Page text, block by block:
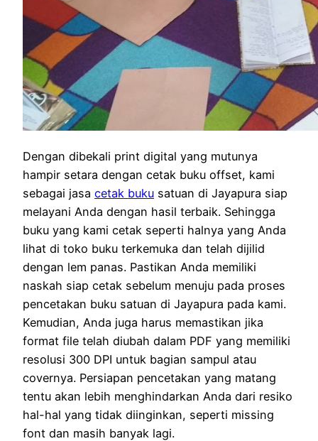
Dengan dibekali print digital yang mutunya
hampir setara dengan cetak buku offset, kami
sebagai jasa cetak buku satuan di Jayapura siap
melayani Anda dengan hasil terbaik. Sehingga
buku yang kami cetak seperti halnya yang Anda
lihat di toko buku terkemuka dan telah dijilid
dengan lem panas. Pastikan Anda memiliki
naskah siap cetak sebelum menuju pada proses
pencetakan buku satuan di Jayapura pada kami.
Kemudian, Anda juga harus memastikan jika
format file telah diubah dalam PDF yang memiliki
resolusi 300 DPI untuk bagian sampul atau
covernya. Persiapan pencetakan yang matang
tentu akan lebih menghindarkan Anda dari resiko
hal-hal yang tidak diinginkan, seperti missing
font dan masih banyak lagi.